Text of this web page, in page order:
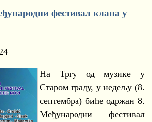
фестивал клапа у
На Тргу од музике у
Старом граду, у недељу (8.
септембра) биће одржан 8.
Међународни фестивал